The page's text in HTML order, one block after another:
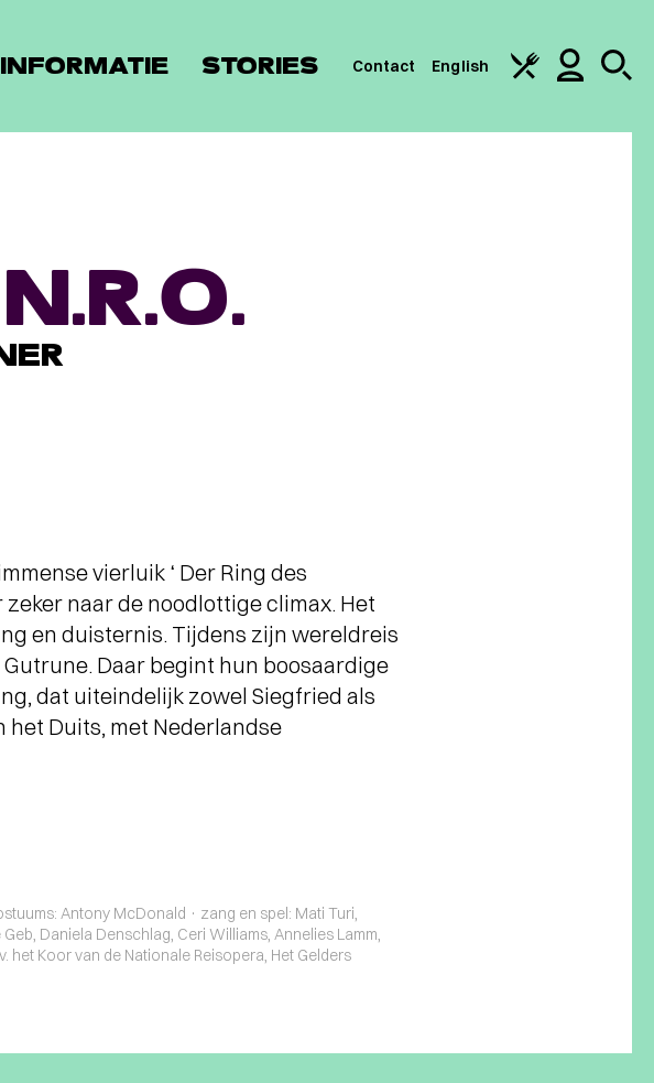
INFORMATIE STORIES Contact English
vierluik ‘ Der Ring des
naar de noodlottige climax. Het
en duisternis. Tijdens zijn wereldreis
Daar begint hun boosaardige
dat uiteindelijk zowel Siegfried als
het Duits, met Nederlandse
Antony McDonald · zang en spel: Mati Turi,
Daniela Denschlag, Ceri Williams, Annelies Lamm,
het Koor van de Nationale Reisopera, Het Gelders